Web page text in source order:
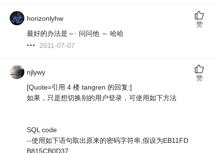
horizonlyhw
最好的办法是～· 问问他 ～ 哈哈
2011-07-07
赞
njlywy
[Quote=引用 4 楼 tangren 的回复:]
如果，只是想切换别的用户登录，可使用如下方法
SQL code
--使用如下语句取出原来的密码字符串,假设为EB11FD
B815CB0D37
赞